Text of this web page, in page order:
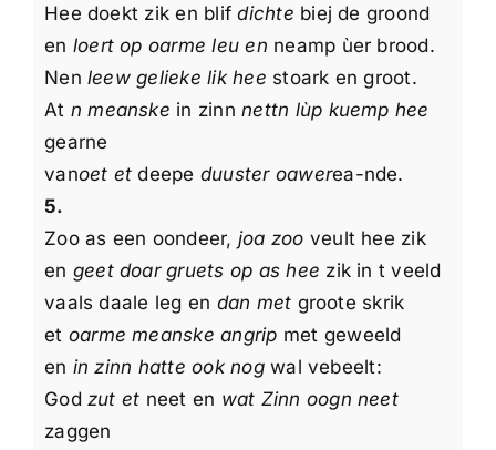
Hee doekt zik en blifdichte biej de groond
en loert op oarme leu en neamp ùer brood.
Nenleew gelieke lik hee stoark en groot.
At n meanske in zinnnettn lùp kuemp hee
gearne
vanoet et deepe duuster oawerea-nde.
5.
Zoo as een oondeer, joa zoo veult hee zik
en geet doar gruets op as hee zik in t veeld
vaals daale leg en dan met groote skrik
et oarme meanske angrip met geweeld
en in zinn hatte ook nogwal vebeelt:
Godzut et neet en wat Zinn oogn neet
zaggen